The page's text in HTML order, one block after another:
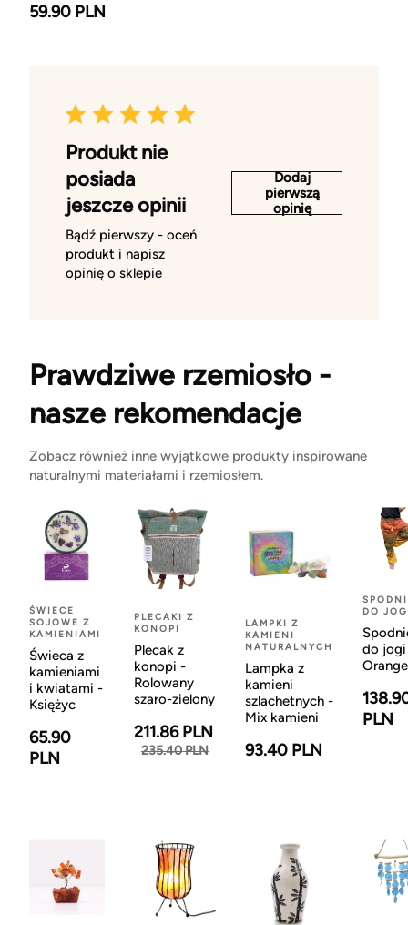
59.90 PLN
Produkt nie
posiada
jeszcze opinii
Bądź pierwszy - oceń
produkt i napisz
opinię o sklepie
Dodaj
pierwszą
opinię
Prawdziwe rzemiosło -
nasze rekomendacje
Zobacz również inne wyjątkowe produkty inspirowane
naturalnymi materiałami i rzemiosłem.
ŚWIECE
SOJOWE Z
KAMIENIAMI
Świeca z
kamieniami
i kwiatami -
Księżyc
65.90
PLN
PLECAKI Z
KONOPI
Plecak z
konopi -
Rolowany
szaro-zielony
211.86 PLN
235.40 PLN
LAMPKI Z
KAMIENI
NATURALNYCH
Lampka z
kamieni
szlachetnych -
Mix kamieni
93.40 PLN
DO
do
Orange
PLN